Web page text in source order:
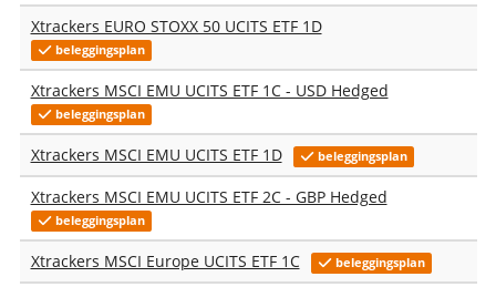
Xtrackers EURO STOXX 50 UCITS ETF 1D
beleggingsplan
Xtrackers MSCI EMU UCITS ETF 1C - USD Hedged
beleggingsplan
Xtrackers MSCI EMU UCITS ETF 1D beleggingsplan
Xtrackers MSCI EMU UCITS ETF 2C - GBP Hedged
beleggingsplan
Xtrackers MSCI Europe UCITS ETF 1C beleggingsplan